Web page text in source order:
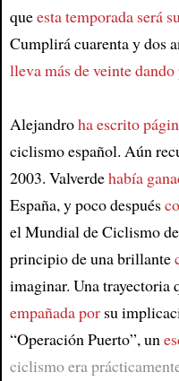
Article
queesta temporada será
Cumplirá cuarenta y dos
lleva más de veinte dando
Alejandroha escrito
ciclismo español. Aún
2003. Valverdehabía
España, y poco después
el Mundial de Ciclismo
principio de una brillante
imaginar. Una trayectoria
empañada porsu
“Operación Puerto”, un
ciclismo era